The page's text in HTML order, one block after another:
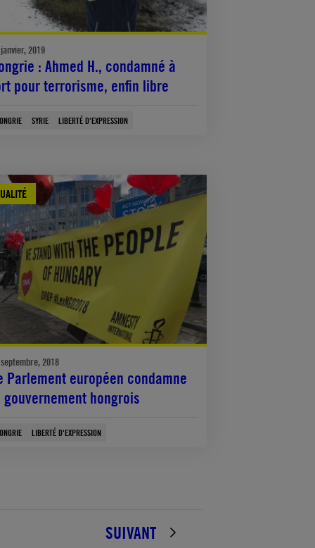
2019
: Ahmed H., condamné à
pour terrorisme, enfin libre
SYRIE LIBERTÉ D'EXPRESSION
2018
Parlement européen condamne
gouvernement hongrois
LIBERTÉ D'EXPRESSION
SUIVANT